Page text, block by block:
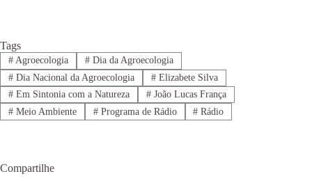
Tags
#Agroecologia #Dia da Agroecologia
#Dia Nacional da Agroecologia #Elizabete Silva
#Em Sintonia com a Natureza #João Lucas França
#Meio Ambiente #Programa de Rádio # Rádio
Compartilhe